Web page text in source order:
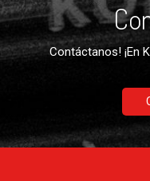
Contáctanos! ¡En